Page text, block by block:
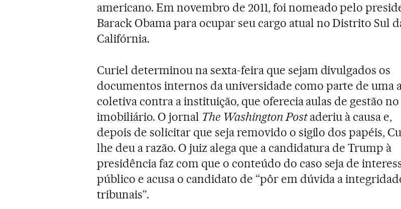
americano. Em novembro de 2011, foi nomeado pelo
Barack Obama para ocupar seu cargo atual no Distrito Sul
Califórnia.
Curiel determinou na sexta-feira que sejam divulgados os
documentos internos da universidade como parte de uma
coletiva contra a instituição, que oferecia aulas de gestão
imobiliário. O jornal The Washington Postaderiu à causa e,
depois de solicitar que seja removido o sigilo dos papéis,
lhe deu a razão. O juiz alega que a candidatura de Trump à
presidência faz com que o conteúdo do caso seja de
público e acusa o candidato de “pôr em dúvida a
tribunais”.